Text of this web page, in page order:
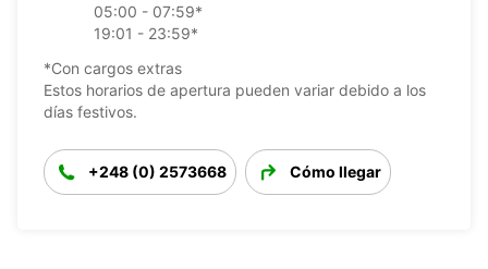
05:00 - 07:59*
19:01 - 23:59*
*Con cargos extras
Estos horarios de apertura pueden variar debido a los
días festivos.
+248 (0) 2573668 Cómo llegar